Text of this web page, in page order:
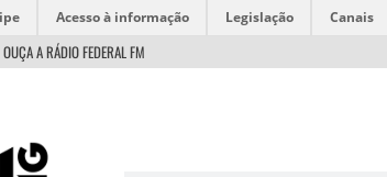
Acesso à informação Legislação Canais
OUÇA A RÁDIO FEDERAL FM